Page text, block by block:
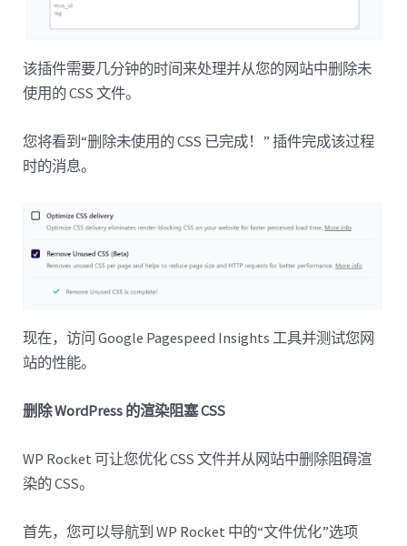
该插件需要几分钟的时间来处理并从您的网站中删除未
使用的 CSS 文件。
您将看到“删除未使用的 CSS 已完成！” 插件完成该过程
时的消息。
现在，访问 Google Pagespeed Insights 工具并测试您网
站的性能。
删除 WordPress 的渲染阻塞 CSS
WP Rocket 可让您优化 CSS 文件并从网站中删除阻碍渲
染的 CSS。
首先，您可以导航到 WP Rocket 中的“文件优化”选项